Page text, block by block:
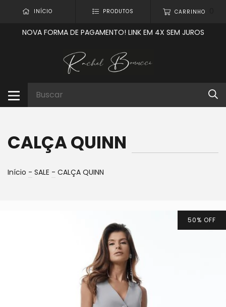
INÍCIO PRODUTOS CARRINHO
NOVA FORMA DE PAGAMENTO! LINK EM 4X SEM JUROS
CALÇA QUINN
Início - SALE - CALÇA QUINN
50% OFF